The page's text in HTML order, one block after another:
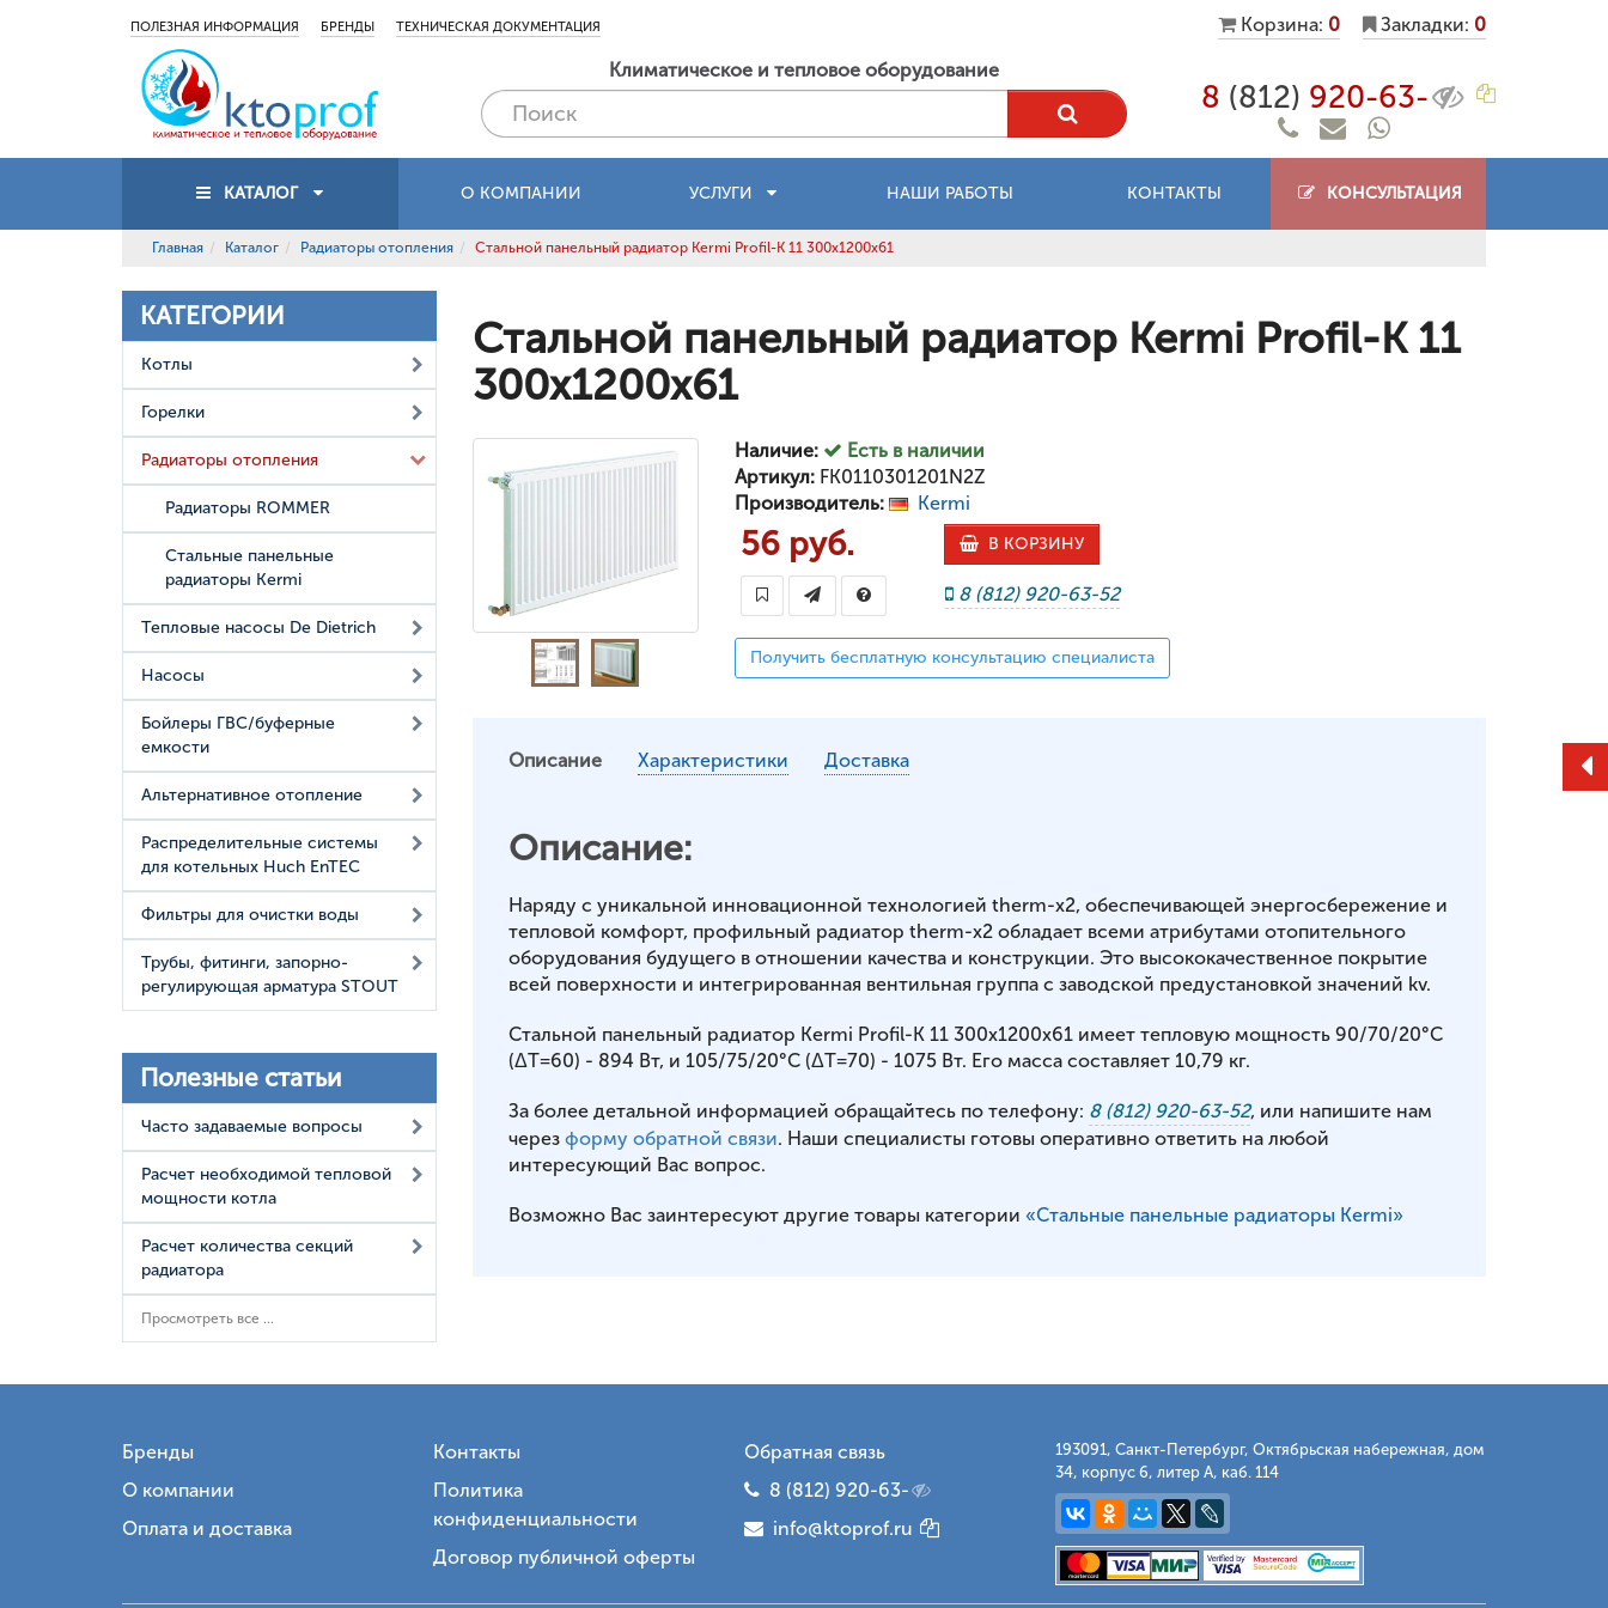
ПОЛЕЗНАЯ ИНФОРМАЦИЯ БРЕНДЫ ТЕХНИЧЕСКАЯ ДОКУМЕНТАЦИЯ Корзина: 0 Закладки: 0
Климатическое и тепловое оборудование
8 (812) 920-63-
КАТАЛОГ О КОМПАНИИ УСЛУГИ НАШИ РАБОТЫ КОНТАКТЫ КОНСУЛЬТАЦИЯ
Главная Каталог Радиаторы отопления Стальной панельный радиатор Kermi Profil-K 11 300x1200x61
КАТЕГОРИИ
Котлы
Горелки
Радиаторы отопления
Радиаторы ROMMER
Стальные панельные
радиаторы Kermi
Тепловые насосы De Dietrich
Насосы
Бойлеры ГВС/буферные
емкости
Альтернативное отопление
Распределительные системы
для котельных Huch EnTEC
Фильтры для очистки воды
Трубы, фитинги, запорно-
регулирующая арматура STOUT
Полезные статьи
Часто задаваемые вопросы
Расчет необходимой тепловой
мощности котла
Расчет количества секций
радиатора
Просмотреть все ...
Стальной панельный радиатор Kermi Profil-K 11
300x1200x61
Наличие:
Есть в наличии
Артикул:FK0110301201N2Z
Производитель:
Kermi
56 руб. В КОРЗИНУ
8 (812) 920-63-52
Получить бесплатную консультацию специалиста
Описание Характеристики Доставка
Описание:
Наряду с уникальной инновационной технологией therm-x2, обеспечивающей энергосбережение и
тепловой комфорт, профильный радиатор therm-x2 обладает всеми атрибутами отопительного
оборудования будущего в отношении качества и конструкции. Это высококачественное покрытие
всей поверхности и интегрированная вентильная группа с заводской предустановкой значений kv.
Стальной панельный радиатор Kermi Profil-K 11 300x1200x61 имеет тепловую мощность 90/70/20°С
(ΔT=60) - 894 Вт, и 105/75/20°С (ΔT=70) - 1075 Вт. Его масса составляет 10,79 кг.
За более детальной информацией обращайтесь по телефону: 8 (812) 920-63-52, или напишите нам
через форму обратной связи. Наши специалисты готовы оперативно ответить на любой
интересующий Вас вопрос.
Возможно Вас заинтересуют другие товары категории «Стальные панельные радиаторы Kermi»
Бренды
О компании
Оплата и доставка
Контакты
Политика
конфиденциальности
Договор публичной оферты
Обратная связь
8 (812) 920-63-
info@ktoprof.ru
193091, Санкт-Петербург, Октябрьская набережная, дом
34, корпус 6, литер А, каб. 114